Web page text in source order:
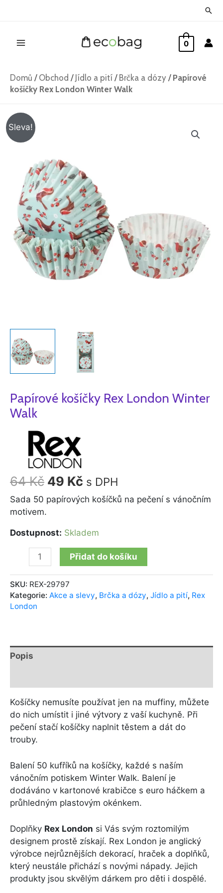
0
Domů / Obchod / Jídlo a pití / Brčka a dózy / Papírové
košíčky Rex London Winter Walk
Sleva!
Papírové košíčky Rex London Winter
Walk
64Kč
byla:
64 Kč.
49 Kč
49 Kč.
s DPH
Sada 50 papírových košíčků na pečení s vánočním
motivem.
Dostupnost: Skladem
Papírové
košíčky
London
Winter
Walk
množství
Přidat do košíku
SKU: REX-29797
Kategorie: Akce a slevy, Brčka a dózy, Jídlo a pití, Rex
London
Popis
Košíčky nemusíte používat jen na muffiny, můžete
do nich umístit i jiné výtvory z vaší kuchyně. Při
pečení stačí košíčky naplnit těstem a dát do
trouby.
Balení 50 kufříků na košíčky, každé s naším
vánočním potiskem Winter Walk. Balení je
dodáváno v kartonové krabičce s euro háčkem a
průhledným plastovým okénkem.
Doplňky Rex London si Vás svým roztomilým
designem prostě získají. Rex London je anglický
výrobce nejrůznějších dekorací, hraček a doplňků,
který neustále přichází s novými nápady. Jejich
produkty jsou skvělým dárkem pro děti i dospělé.